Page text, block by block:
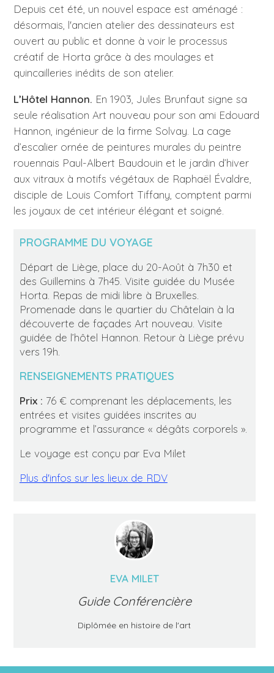
Depuis cet été, un nouvel espace est aménagé :
désormais, l'ancien atelier des dessinateurs est
ouvert au public et donne à voir le processus
créatif de Horta grâce à des moulages et
quincailleries inédits de son atelier.
L’Hôtel Hannon. En 1903, Jules Brunfaut signe sa
seule réalisation Art nouveau pour son ami Edouard
Hannon, ingénieur de la firme Solvay. La cage
d’escalier ornée de peintures murales du peintre
rouennais Paul-Albert Baudouin et le jardin d’hiver
aux vitraux à motifs végétaux de Raphaël Évaldre,
disciple de Louis Comfort Tiffany, comptent parmi
les joyaux de cet intérieur élégant et soigné.
PROGRAMME DU VOYAGE
Départ de Liège, place du 20-Août à 7h30 et
des Guillemins à 7h45. Visite guidée du Musée
Horta. Repas de midi libre à Bruxelles.
Promenade dans le quartier du Châtelain à la
découverte de façades Art nouveau. Visite
guidée de l’hôtel Hannon. Retour à Liège prévu
vers 19h.
RENSEIGNEMENTS PRATIQUES
Prix : 76 € comprenant les déplacements, les
entrées et visites guidées inscrites au
programme et l’assurance « dégâts corporels ».
Le voyage est conçu par Eva Milet
Plus d'infos sur les lieux de RDV
EVA MILET
Guide Conférencière
Diplômée en histoire de l'art